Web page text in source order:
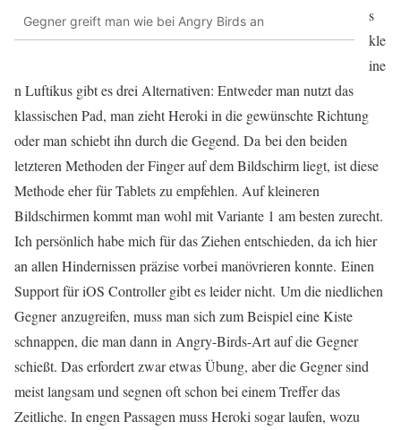
Gegner greift man wie bei Angry Birds an
s
kle
ine
n Luftikus gibt es drei Alternativen: Entweder man nutzt das
klassischen Pad, man zieht Heroki in die gewünschte Richtung
oder man schiebt ihn durch die Gegend. Da bei den beiden
letzteren Methoden der Finger auf dem Bildschirm liegt, ist diese
Methode eher für Tablets zu empfehlen. Auf kleineren
Bildschirmen kommt man wohl mit Variante 1 am besten zurecht.
Ich persönlich habe mich für das Ziehen entschieden, da ich hier
an allen Hindernissen präzise vorbei manövrieren konnte. Einen
Support für iOS Controller gibt es leider nicht. Um die niedlichen
Gegner anzugreifen, muss man sich zum Beispiel eine Kiste
schnappen, die man dann in Angry-Birds-Art auf die Gegner
schießt. Das erfordert zwar etwas Übung, aber die Gegner sind
meist langsam und segnen oft schon bei einem Treffer das
Zeitliche. In engen Passagen muss Heroki sogar laufen, wozu